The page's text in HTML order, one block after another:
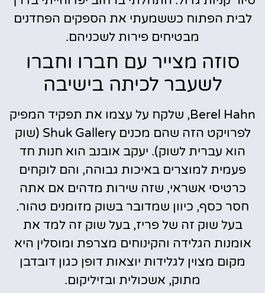
לבית הפתוח כששמעתי את הספקים הפחדנים
מבטיחים פירות לשכניהם.
סוזה מצייר עם חברו וחברו
לשעבר לכיתה בישיבה
Berel Hahn, שלקח על עצמו את תפקיד המפיק
לפרויקט הזה שהם מכנים Shuk Gallery (שוק
הוא עברית לשוק). יעקב אובנב הוא חנות חד
פעמית למוצרים באיכות גבוהה, והם לוקחים
כרטיסי אשראי, שזה שירות מדהים אם אתה
חסר כסף, כיוון שמדובר בשוק מזומנים טהור.
בעל שוק זה של פריז, בעל שוק זה למד את
אומנות הגלידה והקינוחים מצרפת ומוסלין היא
מקום מצוין לגלידות יוצאות דופן כגון דובדבן
מתוק, אשכולית ובזיליקום.